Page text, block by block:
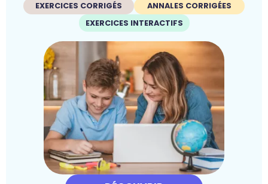
EXERCICES CORRIGÉS
ANNALES CORRIGÉES
EXERCICES INTERACTIFS